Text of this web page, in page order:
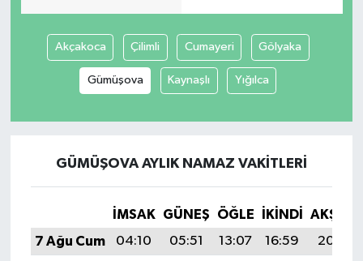
Akçakoca Çilimli Cumayeri Gölyaka
Gümüşova Kaynaşlı Yığılca
GÜMÜŞOVA AYLIK NAMAZ VAKITLERI
İMSAK GÜNEŞ ÖĞLE İKINDI
AKŞAM
7 Ağu Cum
04:10 05:51 13:07 16:59
20:13